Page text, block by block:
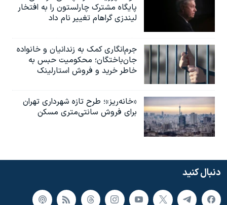
پایگاه مشترک چارلستون را به افتخار
لیندزی گراهام تغییر نام داد
جرم‌انگاری کمک به زندانیان و خانواده
جان‌باختگان؛ محکومیت حبس به‌
خاطر خرید و فروش استارلینک
«خانه‌ریز»؛ طرح تازه شهرداری تهران
برای فروش سانتی‌متری مسکن
دنبال کنید